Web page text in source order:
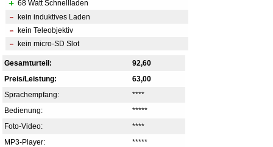
68 Watt Schnellladen
kein induktives Laden
kein Teleobjektiv
kein micro-SD Slot
92,60
Gesamturteil:
63,00
Preis/Leistung:
****
Sprachempfang:
*****
Bedienung:
****
Foto-Video:
*****
MP3-Player: